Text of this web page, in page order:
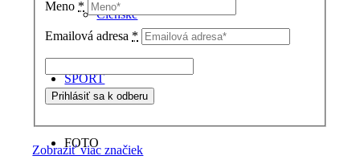
Členské
ŠPORT
FOTO
Meno *
Emailová adresa *
Zobraziť viac značiek